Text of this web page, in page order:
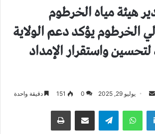
هيئة مياه الخرطوم
الخرطوم يؤكد دعم الولاية
لتحسين واستقرار الإمداد
ل
يوليو 29, 2025 0
151 دقيقة واحدة
لينكدإن واتساب